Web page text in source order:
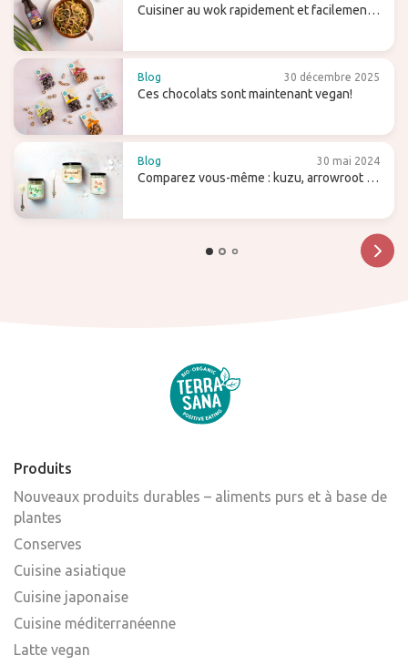
Cuisiner au wok rapidement et facilement -
Blog 30 décembre 2025
Ces chocolats sont maintenant vegan!
Blog 30 mai 2024
Comparez vous-même : kuzu, arrowroot et
Produits
Nouveaux produits durables – aliments purs et à base de
plantes
Conserves
Cuisine asiatique
Cuisine japonaise
Cuisine méditerranéenne
Latte vegan